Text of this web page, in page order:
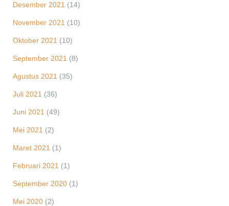
Desember 2021 (14)
November 2021 (10)
Oktober 2021 (10)
September 2021 (8)
Agustus 2021 (35)
Juli 2021 (36)
Juni 2021 (49)
Mei 2021 (2)
Maret 2021 (1)
Februari 2021 (1)
September 2020 (1)
Mei 2020 (2)